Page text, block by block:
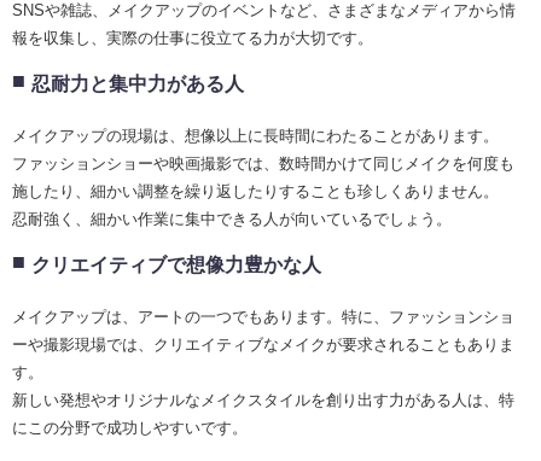
SNSや雑誌、メイクアップのイベントなど、さまざまなメディアから情
報を収集し、実際の仕事に役立てる力が大切です。
忍耐力と集中力がある人
メイクアップの現場は、想像以上に長時間にわたることがあります。
ファッションショーや映画撮影では、数時間かけて同じメイクを何度も
施したり、細かい調整を繰り返したりすることも珍しくありません。
忍耐強く、細かい作業に集中できる人が向いているでしょう。
クリエイティブで想像力豊かな人
メイクアップは、アートの一つでもあります。特に、ファッションショ
ーや撮影現場では、クリエイティブなメイクが要求されることもありま
す。
新しい発想やオリジナルなメイクスタイルを創り出す力がある人は、特
にこの分野で成功しやすいです。